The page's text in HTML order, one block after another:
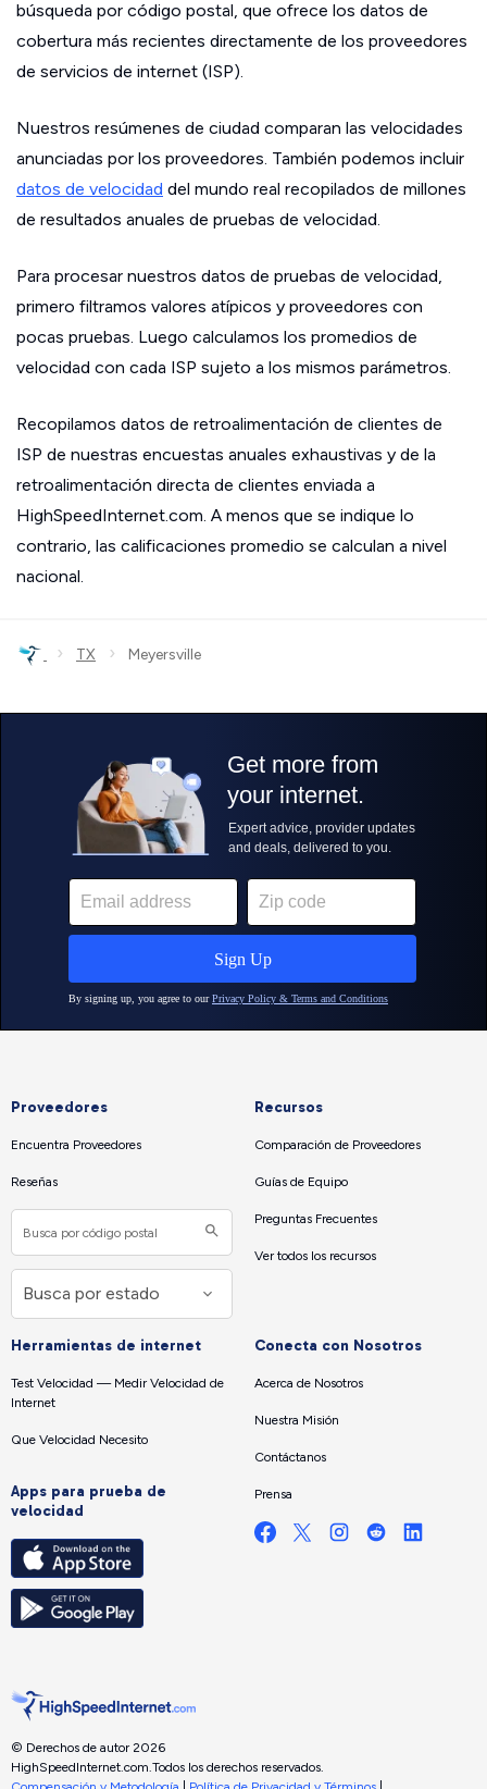
búsqueda por código postal, que ofrece los datos de
cobertura más recientes directamente de los proveedores
de servicios de internet (ISP).
Nuestros resúmenes de ciudad comparan las velocidades
anunciadas por los proveedores. También podemos incluir
datos de velocidad del mundo real recopilados de millones
de resultados anuales de pruebas de velocidad.
Para procesar nuestros datos de pruebas de velocidad,
primero filtramos valores atípicos y proveedores con
pocas pruebas. Luego calculamos los promedios de
velocidad con cada ISP sujeto a los mismos parámetros.
Recopilamos datos de retroalimentación de clientes de
ISP de nuestras encuestas anuales exhaustivas y de la
retroalimentación directa de clientes enviada a
HighSpeedInternet.com. A menos que se indique lo
contrario, las calificaciones promedio se calculan a nivel
nacional.
› TX › Meyersville
Proveedores
Encuentra Proveedores
Reseñas
Recursos
Comparación de Proveedores
Guías de Equipo
Preguntas Frecuentes
Ver todos los recursos
Herramientas de internet
Test Velocidad — Medir Velocidad de
Internet
Que Velocidad Necesito
Apps para prueba de
velocidad
Conecta con Nosotros
Acerca de Nosotros
Nuestra Misión
Contáctanos
Prensa
© Derechos de autor 2026
HighSpeedInternet.com. Todos los derechos reservados.